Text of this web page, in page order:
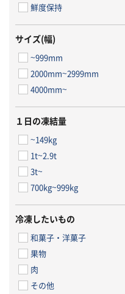
鮮度保持
サイズ(幅)
~999mm
2000mm~2999mm
4000mm~
１日の凍結量
~149kg
1t~2.9t
3t~
700kg~999kg
冷凍したいもの
和菓子・洋菓子
果物
肉
その他